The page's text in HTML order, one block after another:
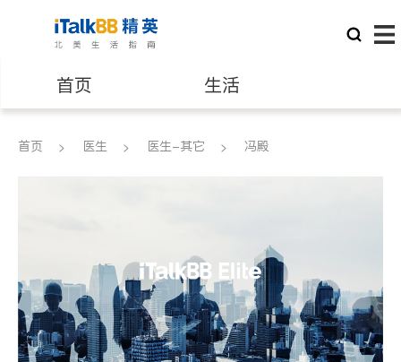
首页 生活
医生 律师
养老 非盈利组织
首页 医生 医生-其它 冯殿